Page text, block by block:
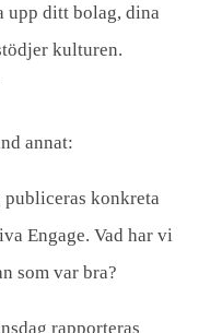
upp ditt bolag, dina
kulturen.
annat:
publiceras konkreta
Engage. Vad har vi
som var bra?
rapporteras